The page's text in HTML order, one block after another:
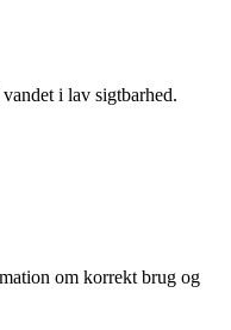
i lav sigtbarhed.
om korrekt brug og